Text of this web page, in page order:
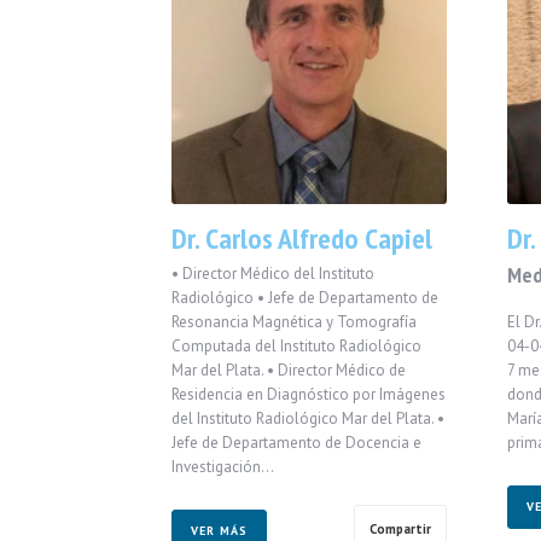
Dr. Carlos Alfredo Capiel
• Director Médico del Instituto
Radiológico • Jefe de Departamento de
Resonancia Magnética y Tomografía
Computada del Instituto Radiológico
Mar del Plata. • Director Médico de
Residencia en Diagnóstico por Imágenes
del Instituto Radiológico Mar del Plata. •
Jefe de Departamento de Docencia e
Investigación…
VER MÁS Compartir
El
04-
7